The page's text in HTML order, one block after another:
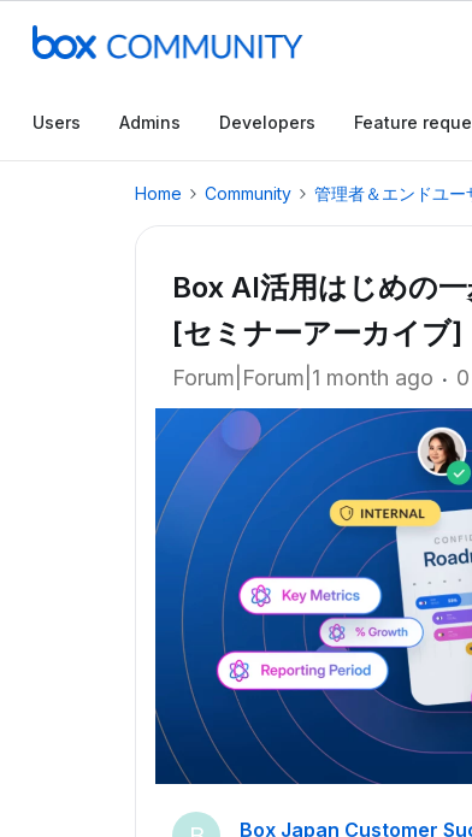
Users Admins Developers Feature
Home Community 管理者＆エンドユー
Box AI活用はじめの
[セミナーアーカイブ]
Forum|Forum|1 month ago
Box Japan Customer